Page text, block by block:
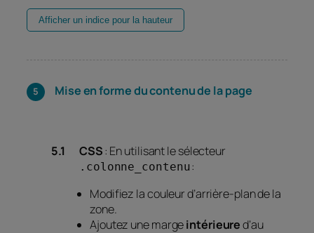
Afficher un indice pour la hauteur
Mise en forme du contenu de la page
CSS: En utilisant le sélecteur
.colonne_contenu:
Modifiez la couleur d’arrière-plan de la
zone.
Ajoutez une margeintérieured’au